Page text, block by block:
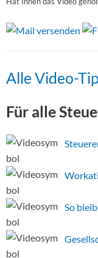
Alle Video-
Für alle
So